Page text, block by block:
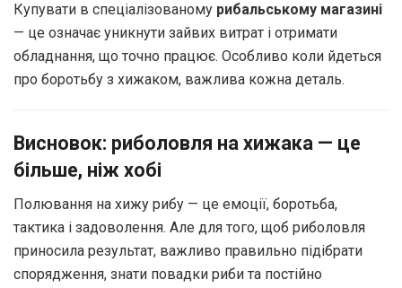
Купувати в спеціалізованому рибальському магазині
— це означає уникнути зайвих витрат і отримати
обладнання, що точно працює. Особливо коли йдеться
про боротьбу з хижаком, важлива кожна деталь.
Висновок: риболовля на хижака — це
більше, ніж хобі
Полювання на хижу рибу — це емоції, боротьба,
тактика і задоволення. Але для того, щоб риболовля
приносила результат, важливо правильно підібрати
спорядження, знати повадки риби та постійно